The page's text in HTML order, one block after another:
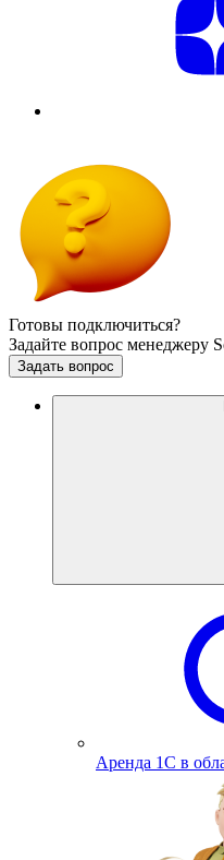
Готовы подключиться?
Задайте вопрос менеджеру
Задать вопрос
Аренда 1С в